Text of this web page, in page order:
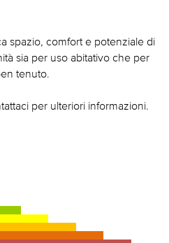
spazio, comfort e potenziale di
sia per uso abitativo che per
tenuto.
per ulteriori informazioni.